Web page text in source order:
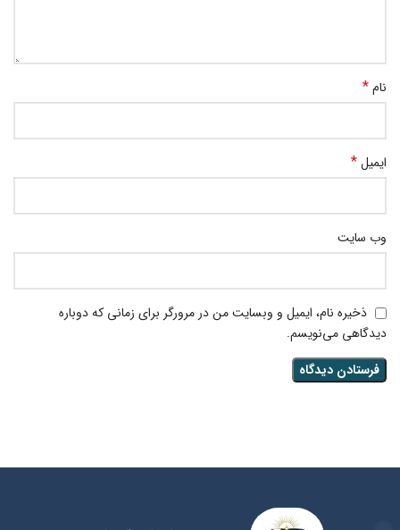
نام*
ایمیل*
وب‌ سایت
ذخیره نام، ایمیل و وبسایت من در مرورگر برای زمانی که دوباره
دیدگاهی می‌نویسم.